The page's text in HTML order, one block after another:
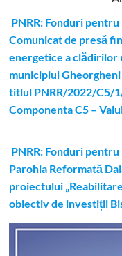
PNRR: Fonduri
Comunicat de presă
energetice a clădirilor
municipiul
titlul PNRR/2022/C5/
Componenta C5 –
PNRR: Fonduri
Parohia Reformată
proiectului
obiectiv de investiții